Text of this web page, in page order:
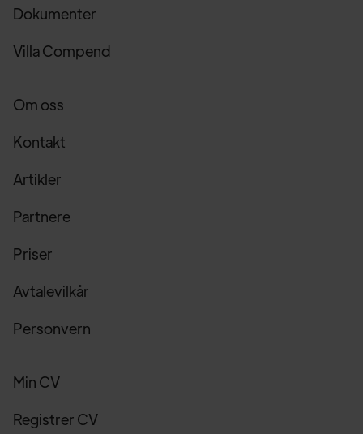
Dokumenter
Villa Compend
Om oss
Kontakt
Artikler
Partnere
Priser
Avtalevilkår
Personvern
Min CV
Registrer CV